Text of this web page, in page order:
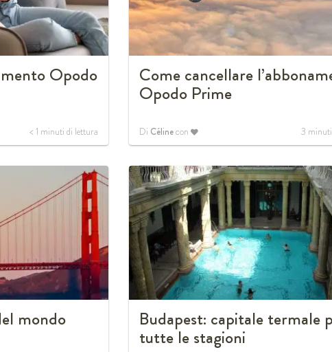
Opodo
< 1 minuti di lettura
Come cancellare
Opodo Prime
Di Célinecon 3
mondo Budapest: capitale termale
tutte le stagioni